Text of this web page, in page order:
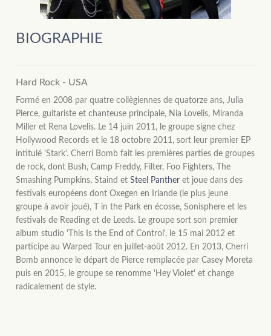
BIOGRAPHIE
Hard Rock - USA
Formé en 2008 par quatre collègiennes de quatorze ans, Julia
Pierce, guitariste et chanteuse principale, Nia Lovelis, Miranda
Miller et Rena Lovelis. Le 14 juin 2011, le groupe signe chez
Hollywood Records et le 18 octobre 2011, sort leur premier EP
intitulé 'Stark'. Cherri Bomb fait les premières parties de groupes
de rock, dont Bush, Camp Freddy, Filter, Foo Fighters, The
Smashing Pumpkins, Staind etSteel Panther et joue dans des
festivals européens dont Oxegen en Irlande (le plus jeune
groupe à avoir joué), T in the Park en écosse, Sonisphere et les
festivals de Reading et de Leeds. Le groupe sort son premier
album studio 'This Is the End of Control', le 15 mai 2012 et
participe au Warped Tour en juillet-août 2012. En 2013, Cherri
Bomb annonce le départ de Pierce remplacée par Casey Moreta
puis en 2015, le groupe se renomme 'Hey Violet' et change
radicalement de style.